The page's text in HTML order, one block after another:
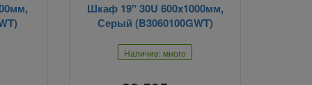
Шкаф 19" 30U 600x1000мм,
Серый (B3060100GWT)
Наличие: много